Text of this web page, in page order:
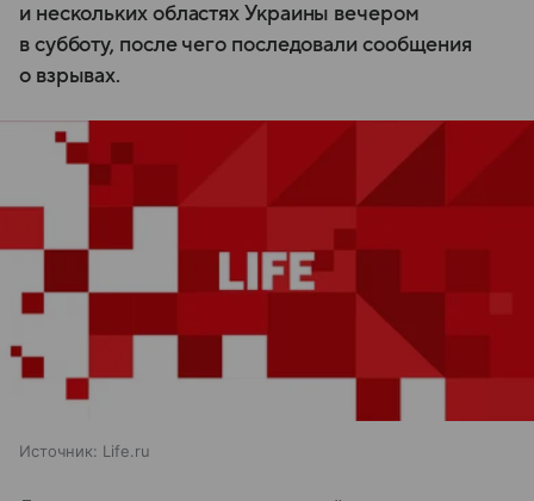
и нескольких областях Украины вечером
в субботу, после чего последовали сообщения
о взрывах.
Источник: Life.ru